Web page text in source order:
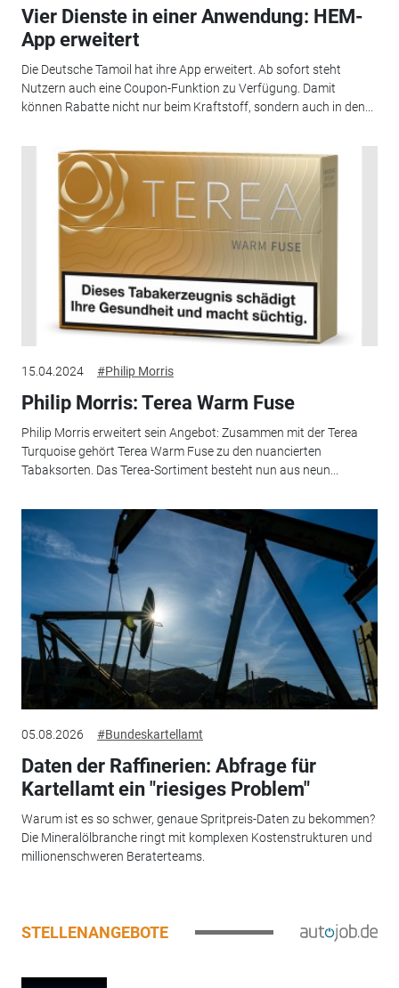
Vier Dienste in einer Anwendung: HEM-
App erweitert
Die Deutsche Tamoil hat ihre App erweitert. Ab sofort steht
Nutzern auch eine Coupon-Funktion zu Verfügung. Damit
können Rabatte nicht nur beim Kraftstoff, sondern auch in den...
15.04.2024 #Philip Morris
Philip Morris: Terea Warm Fuse
Philip Morris erweitert sein Angebot: Zusammen mit der Terea
Turquoise gehört Terea Warm Fuse zu den nuancierten
Tabaksorten. Das Terea-Sortiment besteht nun aus neun...
05.08.2026 #Bundeskartellamt
Daten der Raffinerien: Abfrage für
Kartellamt ein "riesiges Problem"
Warum ist es so schwer, genaue Spritpreis-Daten zu bekommen?
Die Mineralölbranche ringt mit komplexen Kostenstrukturen und
millionenschweren Beraterteams.
STELLENANGEBOTE